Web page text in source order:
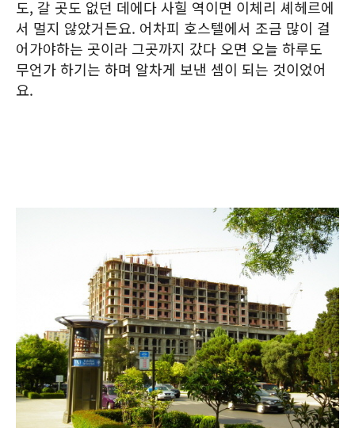
도, 갈 곳도 없던 데에다 사힐 역이면 이체리 셰헤르에
서 멀지 않았거든요. 어차피 호스텔에서 조금 많이 걸
어가야하는 곳이라 그곳까지 갔다 오면 오늘 하루도
무언가 하기는 하며 알차게 보낸 셈이 되는 것이었어
요.